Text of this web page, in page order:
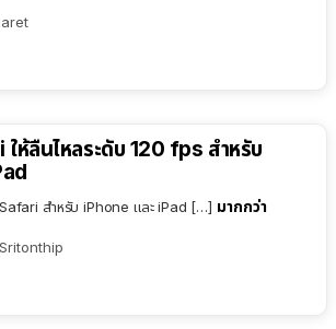
ห้ลื่นไหลระดับ 120 fps สำหรับ
Safari สำหรับ iPhone และ iPad […] มากกว่า